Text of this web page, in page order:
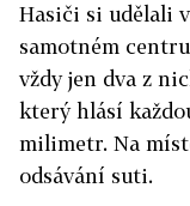
Hasiči si udělali
samotném
vždy jen dva z
který hlásí
milimetr. Na
odsávání suti.